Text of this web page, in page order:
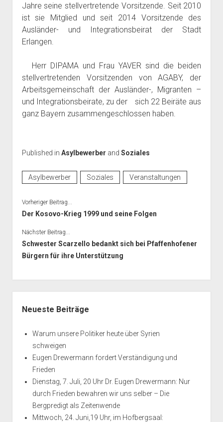
Jahre seine stellvertretende Vorsitzende. Seit 2010
ist sie Mitglied und seit 2014 Vorsitzende des
Ausländer- und Integrationsbeirat der Stadt
Erlangen.
Herr DIPAMA und Frau YAVER sind die beiden
stellvertretenden Vorsitzenden von AGABY, der
Arbeitsgemeinschaft der Ausländer-, Migranten –
und Integrationsbeirate, zu der sich 22 Beiräte aus
ganz Bayern zusammengeschlossen haben.
Published in Asylbewerber and Soziales
Asylbewerber Soziales Veranstaltungen
Vorheriger Beitrag...
Der Kosovo-Krieg 1999 und seine Folgen
Nächster Beitrag...
Schwester Scarzello bedankt sich bei Pfaffenhofener
Bürgern für ihre Unterstützung
Neueste Beiträge
Warum unsere Politiker heute über Syrien
schweigen
Eugen Drewermann fordert Verständigung und
Frieden
Dienstag, 7. Juli, 20 Uhr Dr. Eugen Drewermann: Nur
durch Frieden bewahren wir uns selber – Die
Bergpredigt als Zeitenwende
Mittwoch, 24. Juni,19 Uhr, im Hofbergsaal: